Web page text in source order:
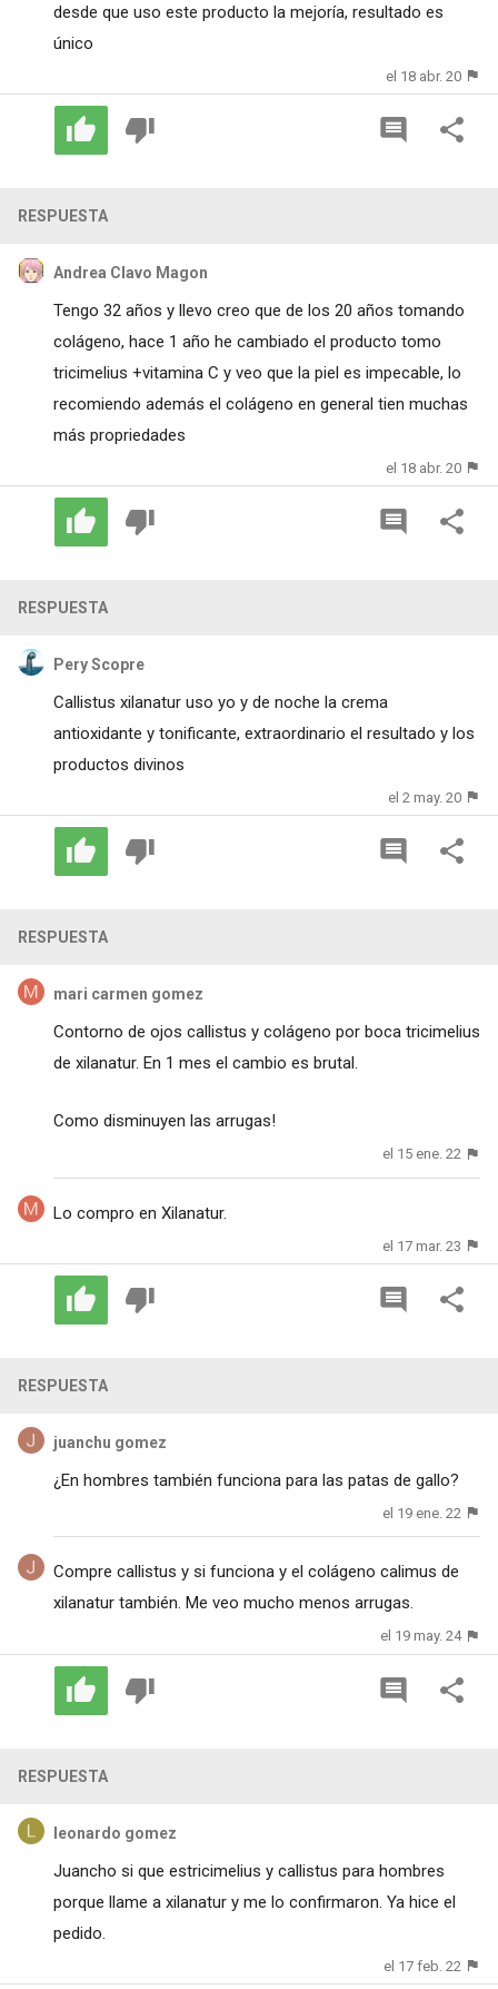
desde que uso este producto la mejoría, resultado es
único
el 18 abr. 20
RESPUESTA
Andrea Clavo Magon
Tengo 32 años y llevo creo que de los 20 años tomando
colágeno, hace 1 año he cambiado el producto tomo
tricimelius +vitamina C y veo que la piel es impecable, lo
recomiendo además el colágeno en general tien muchas
más propriedades
el 18 abr. 20
RESPUESTA
Pery Scopre
Callistus xilanatur uso yo y de noche la crema
antioxidante y tonificante, extraordinario el resultado y los
productos divinos
el 2 may. 20
RESPUESTA
mari carmen gomez
Contorno de ojos callistus y colágeno por boca tricimelius
de xilanatur. En 1 mes el cambio es brutal.
Como disminuyen las arrugas!
el 15 ene. 22
Lo compro en Xilanatur.
el 17 mar. 23
RESPUESTA
juanchu gomez
¿En hombres también funciona para las patas de gallo?
el 19 ene. 22
Compre callistus y si funciona y el colágeno calimus de
xilanatur también. Me veo mucho menos arrugas.
el 19 may. 24
RESPUESTA
leonardo gomez
Juancho si que estricimelius y callistus para hombres
porque llame a xilanatur y me lo confirmaron. Ya hice el
pedido.
el 17 feb. 22